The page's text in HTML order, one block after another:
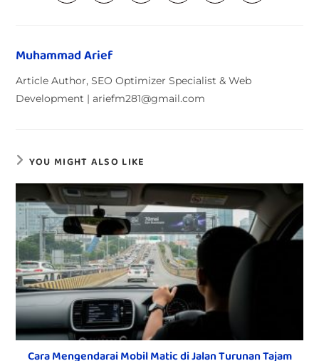
Muhammad Arief
Article Author, SEO Optimizer Specialist & Web
Development | ariefm281@gmail.com
YOU MIGHT ALSO LIKE
Cara Mengendarai Mobil Matic di Jalan Turunan Tajam